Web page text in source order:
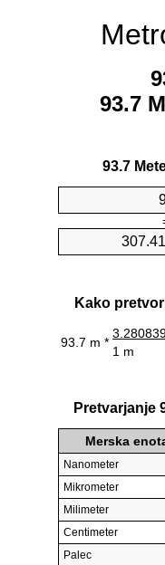
93.7
93.7
Kako
93.7 m *
1 m
Pretvarjanje
Merska
Nanometer
Mikrometer
Milimeter
Centimeter
Palec